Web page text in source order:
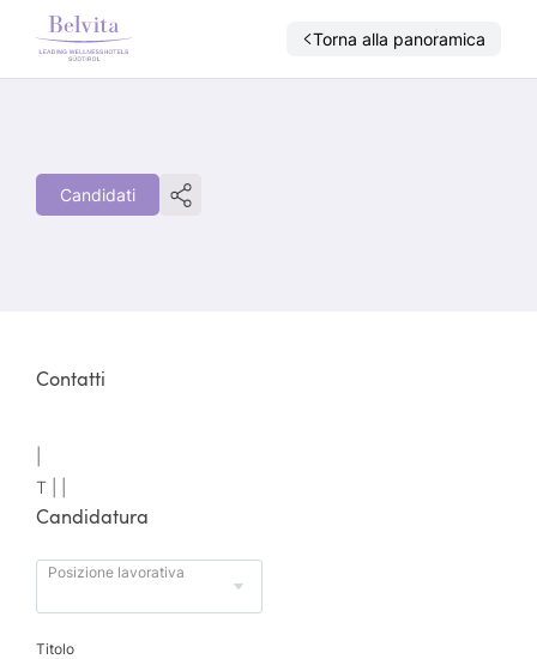
Torna alla panoramica
Candidati
Contatti
T |
Candidatura
Posizione lavorativa
Titolo